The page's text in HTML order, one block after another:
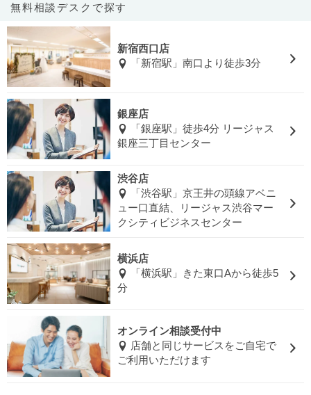
無料相談デスクで探す
新宿西口店
「新宿駅」南口より徒歩3分
銀座店
「銀座駅」徒歩4分 リージャス
銀座三丁目センター
渋谷店
「渋谷駅」京王井の頭線アベニ
ュー口直結、リージャス渋谷マー
クシティビジネスセンター
横浜店
「横浜駅」きた東口Aから徒歩5
分
オンライン相談受付中
店舗と同じサービスをご自宅で
ご利用いただけます